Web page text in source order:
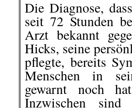
Event!
Heinz Michael
.
.
3. Oktober |
fortgesetzt